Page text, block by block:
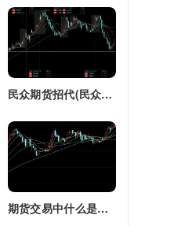
民众期货招代(民众期货怎么了)
期货交易中什么是复合头寸(期货交易中什么是复合头寸交易)